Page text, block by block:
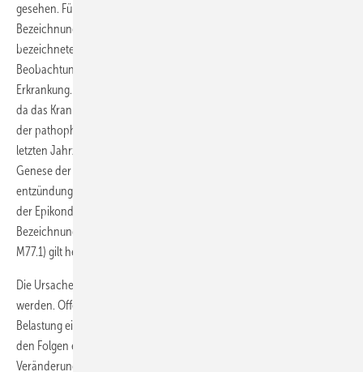
gesehen. Für das Krankheitsbild wurde eine Reihe von verschiedenen
Bezeichnungen eingeführt. Bereits der Erstbeschreiber Runge
bezeichnete diese Erkrankung als „Schreibkrampf“. Nach seiner
Beobachtung litten besonders häufig Kontorschreiber unter dieser
Erkrankung. Ein Synonym ist der sog. Tennisellenbogen (Morris 1882),
da das Krankheitsbild sehr häufig bei Tennisspielern auftritt. Bezüglich
der pathophysiologisch orientierten Beschreibung wurden in den
letzten Jahrzehnten zahlreiche Begriffe eingeführt, die versuchen, die
Genese der Erkrankung zu beschreiben. Da gelegentlich
entzündungsähnliche Symptome auftreten können, wurde der Begriff
der Epikondylitis von Fere und Franke geprägt (Bischoff 2001). Diese
Bezeichnung als „Epicondylitis radialis humeri“ (in der ICD-10 mit der
M77.1) gilt heute als verbindliche Krankheitsbezeichnung.
Die Ursache der Erkrankung konnte bislang nicht sicher geklärt
werden. Offensichtlich scheint ein Missverhältnis zwischen der
Belastung einerseits und der Belastbarkeit des Sehnenansatzes mit
den Folgen einer Degeneration ursächlich zu sein. Infolge dieser
Veränderungen kann sich das Sehnengleitgewebe oder die in dieser